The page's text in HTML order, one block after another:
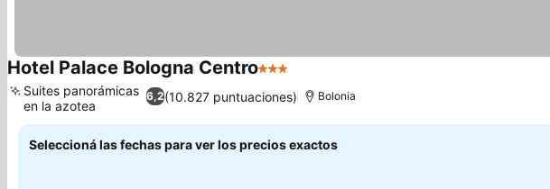
Hotel Palace Bologna Centro3 Estrellas
6,2(10.827 puntuaciones)
Suites panorámicas
en la azotea
Bolonia
Seleccioná las fechas para ver los precios exactos